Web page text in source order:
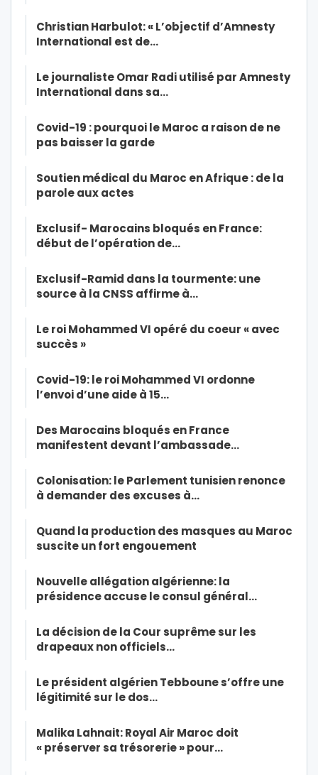
Christian Harbulot: « L’objectif d’Amnesty
International est de…
Le journaliste Omar Radi utilisé par Amnesty
International dans sa…
Covid-19 : pourquoi le Maroc a raison de ne
pas baisser la garde
Soutien médical du Maroc en Afrique : de la
parole aux actes
Exclusif- Marocains bloqués en France:
début de l’opération de…
Exclusif-Ramid dans la tourmente: une
source à la CNSS affirme à…
Le roi Mohammed VI opéré du coeur « avec
succès »
Covid-19: le roi Mohammed VI ordonne
l’envoi d’une aide à 15…
Des Marocains bloqués en France
manifestent devant l’ambassade…
Colonisation: le Parlement tunisien renonce
à demander des excuses à…
Quand la production des masques au Maroc
suscite un fort engouement
Nouvelle allégation algérienne: la
présidence accuse le consul général…
La décision de la Cour suprême sur les
drapeaux non officiels…
Le président algérien Tebboune s’offre une
légitimité sur le dos…
Malika Lahnait: Royal Air Maroc doit
« préserver sa trésorerie » pour…